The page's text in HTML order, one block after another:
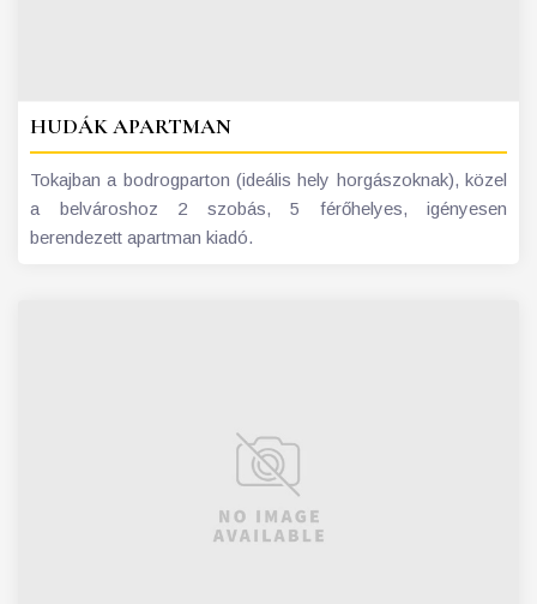
HUDÁK APARTMAN
Tokajban a bodrogparton (ideális hely horgászoknak), közel
a belvároshoz 2 szobás, 5 férőhelyes, igényesen
berendezett apartman kiadó.